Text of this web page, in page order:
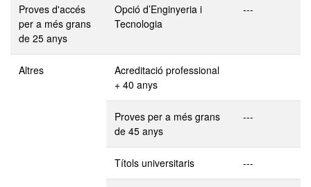
Proves d'accés
per a més grans
de 25 anys
Opció d’Enginyeria i
Tecnologia
---
Altres
Acreditació professional
+ 40 anys
Proves per a més grans
de 45 anys
---
Títols universitaris ---